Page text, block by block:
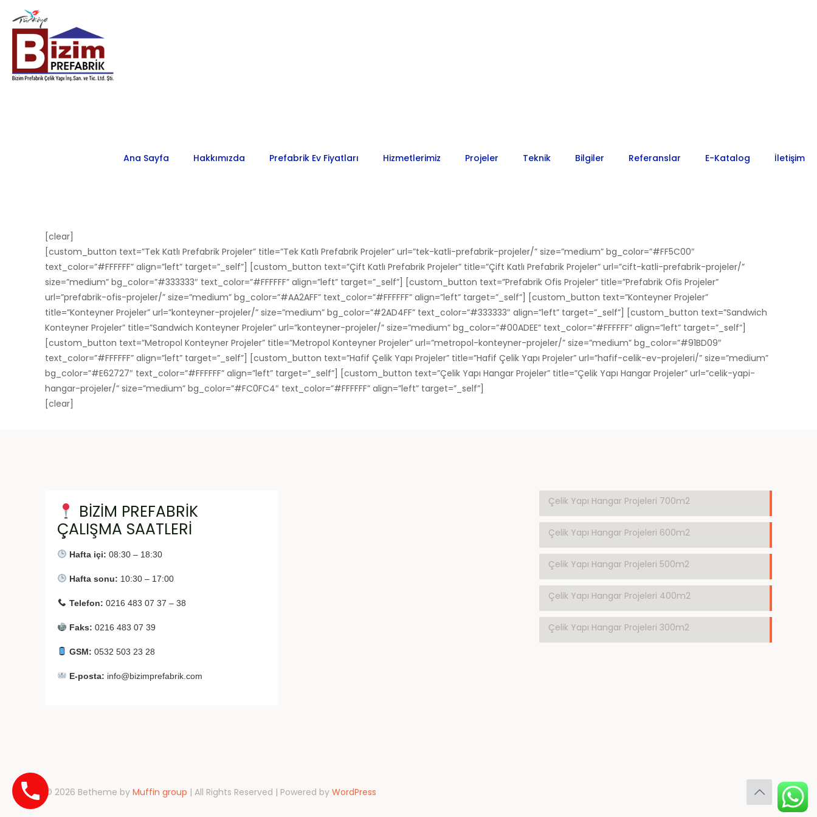
Ana Sayfa Hakkımızda Prefabrik Ev Fiyatları Hizmetlerimiz Projeler Teknik Bilgiler Referanslar E-Katalog İletişim
[clear]
[custom_button text=”Tek Katlı Prefabrik Projeler” title=”Tek Katlı Prefabrik Projeler” url=”tek-katli-prefabrik-projeler/” size=”medium” bg_color=”#FF5C00″
text_color=”#FFFFFF” align=”left” target=”_self”] [custom_button text=”Çift Katlı Prefabrik Projeler” title=”Çift Katlı Prefabrik Projeler” url=”cift-katli-prefabrik-projeler/”
size=”medium” bg_color=”#333333″ text_color=”#FFFFFF” align=”left” target=”_self”] [custom_button text=”Prefabrik Ofis Projeler” title=”Prefabrik Ofis Projeler”
url=”prefabrik-ofis-projeler/” size=”medium” bg_color=”#AA2AFF” text_color=”#FFFFFF” align=”left” target=”_self”] [custom_button text=”Konteyner Projeler”
title=”Konteyner Projeler” url=”konteyner-projeler/” size=”medium” bg_color=”#2AD4FF” text_color=”#333333″ align=”left” target=”_self”] [custom_button text=”Sandwich
Konteyner Projeler” title=”Sandwich Konteyner Projeler” url=”konteyner-projeler/” size=”medium” bg_color=”#00ADEE” text_color=”#FFFFFF” align=”left” target=”_self”]
[custom_button text=”Metropol Konteyner Projeler” title=”Metropol Konteyner Projeler” url=”metropol-konteyner-projeler/” size=”medium” bg_color=”#91BD09″
text_color=”#FFFFFF” align=”left” target=”_self”] [custom_button text=”Hafif Çelik Yapı Projeler” title=”Hafif Çelik Yapı Projeler” url=”hafif-celik-ev-projeleri/” size=”medium”
bg_color=”#E62727″ text_color=”#FFFFFF” align=”left” target=”_self”] [custom_button text=”Çelik Yapı Hangar Projeler” title=”Çelik Yapı Hangar Projeler” url=”celik-yapi-
hangar-projeler/” size=”medium” bg_color=”#FC0FC4″ text_color=”#FFFFFF” align=”left” target=”_self”]
[clear]
BİZİM PREFABRİK
ÇALIŞMA SAATLERİ
Hafta içi: 08:30 – 18:30
Hafta sonu: 10:30 – 17:00
Telefon: 0216 483 07 37 – 38
Faks: 0216 483 07 39
GSM: 0532 503 23 28
E-posta: info@bizimprefabrik.com
Çelik Yapı Hangar Projeleri 700m2
Çelik Yapı Hangar Projeleri 600m2
Çelik Yapı Hangar Projeleri 500m2
Çelik Yapı Hangar Projeleri 400m2
Çelik Yapı Hangar Projeleri 300m2
© 2026 Betheme by Muffin group | All Rights Reserved | Powered by WordPress